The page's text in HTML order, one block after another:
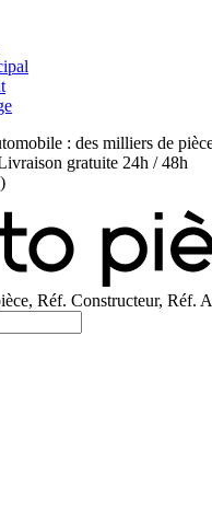
: des milliers de
gratuite 24h /
Réf. Constructeur, Réf.